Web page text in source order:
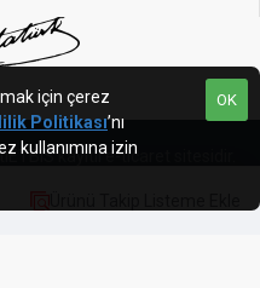
ETBIS kayıtlı e-ticaret sitesidir.
OK
için çerez
Politikası’nı
kullanımına izin